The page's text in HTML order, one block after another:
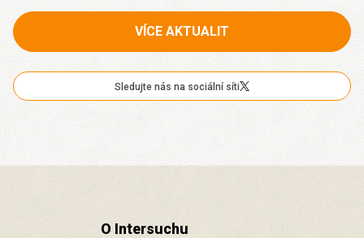
VÍCE AKTUALIT
Sledujte nás na sociální síti
O Intersuchu